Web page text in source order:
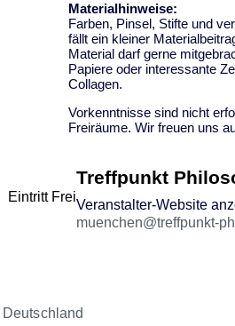
Materialhinweise:
Farben, Pinsel, Stifte und
fällt ein kleiner
Material darf gerne
Papiere oder interessante
Collagen.
Vorkenntnisse sind nicht
Freiräume. Wir freuen uns
Eintritt Frei
Treffpunkt
Veranstalter-Website
muenchen@treffpunkt-
Deutschland